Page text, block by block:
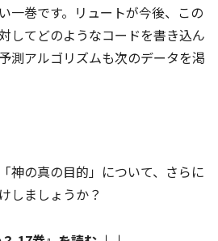
一巻です。リュートが今後、この
してどのようなコードを書き込ん
測アルゴリズムも次のデータを渇
神の真の目的」について、さらに
しましょうか？